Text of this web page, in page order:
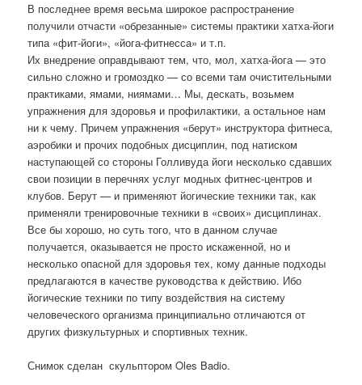
В последнее время весьма широкое распространение
получили отчасти «обрезанные» системы практики хатха-йоги
типа «фит-йоги», «йога-фитнесса» и т.п.
Их внедрение оправдывают тем, что, мол, хатха-йога — это
сильно сложно и громоздко — со всеми там очистительными
практиками, ямами, ниямами… Мы, дескать, возьмем
упражнения для здоровья и профилактики, а остальное нам
ни к чему. Причем упражнения «берут» инструктора фитнеса,
аэробики и прочих подобных дисциплин, под натиском
наступающей со стороны Голливуда йоги несколько сдавших
свои позиции в перечнях услуг модных фитнес-центров и
клубов. Берут — и применяют йогические техники так, как
применяли тренировочные техники в «своих» дисциплинах.
Все бы хорошо, но суть того, что в данном случае
получается, оказывается не просто искаженной, но и
несколько опасной для здоровья тех, кому данные подходы
предлагаются в качестве руководства к действию. Ибо
йогические техники по типу воздействия на систему
человеческого организма принципиально отличаются от
других физкультурных и спортивных техник.
Снимок сделан скульптором Oles Badio.